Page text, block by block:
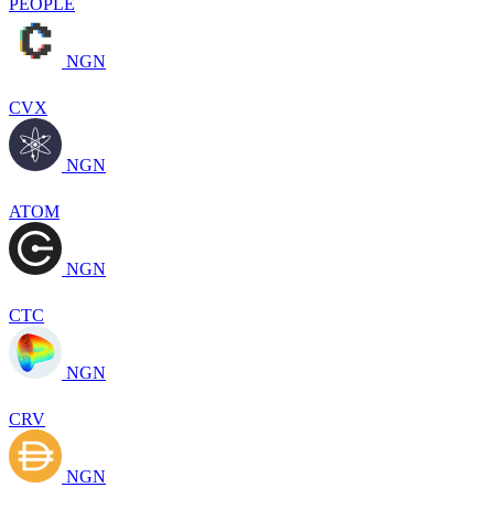
NGN
CVX
NGN
ATOM
NGN
CTC
NGN
CRV
NGN